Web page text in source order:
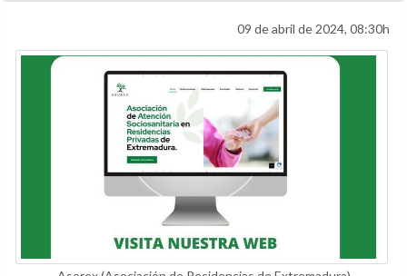
09 de abril de 2024, 08:30h